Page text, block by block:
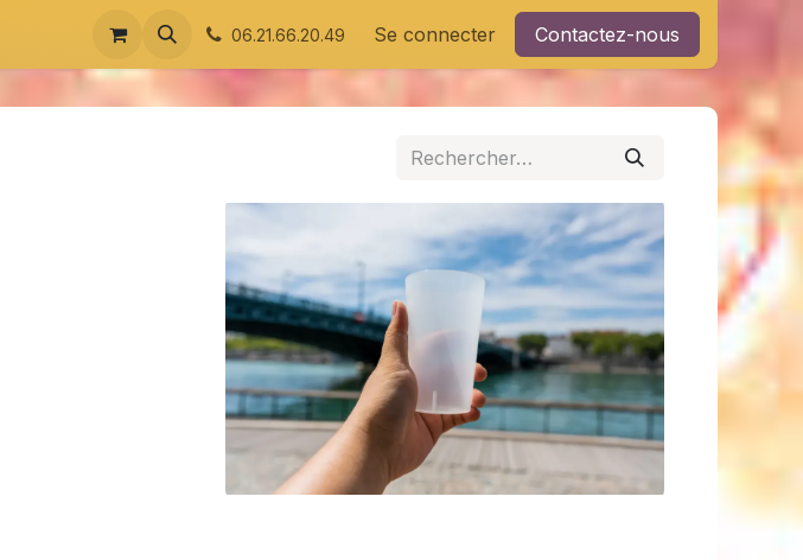
06.21.66.20.49 Se connecter Contactez-nous